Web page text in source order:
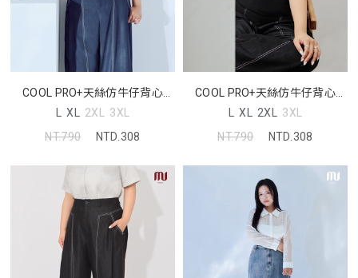
COOL PRO+天絲仿牛仔背心
MORE U 中大尺碼上衣
L XL 2XL 3XL
NT.790
NTD.308
COOL PRO+天絲仿牛仔背心
MORE U 中大尺碼上衣
L XL 2XL 3XL
NT.790
NTD.308